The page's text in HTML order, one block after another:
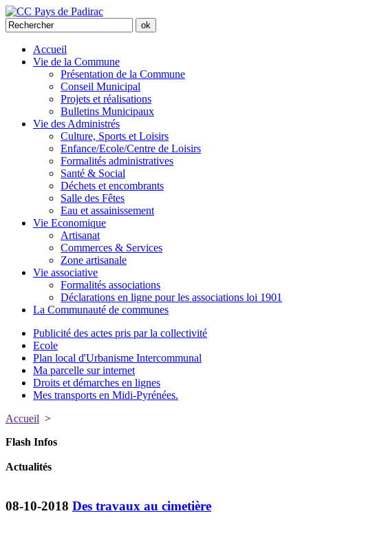
Accueil
Vie de la Commune
Présentation de la Commune
Conseil Municipal
Projets et réalisations
Bulletins Municipaux
Vie des Administrés
Culture, Sports et Loisirs
Enfance/Ecole/Centre de Loisirs
Formalités administratives
Santé & Social
Déchets et encombrants
Salle des Fêtes
Eau et assainissement
Vie Economique
Artisanat
Commerces & Services
Zone artisanale
Vie associative
Formalités associations
Déclarations en ligne pour les associations loi 1901
La Communauté de communes
Publicité des actes pris par la collectivité
Ecole
Plan local d'Urbanisme Intercommunal
Ma parcelle sur internet
Droits et démarches en lignes
Mes transports en Midi-Pyrénées.
Accueil >
Flash Infos
Actualités
08-10-2018 Des travaux au cimetière